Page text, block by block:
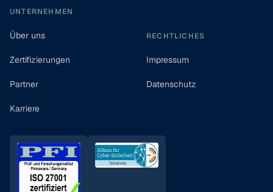
UNTERNEHMEN
Über uns
Zertifizierungen
Partner
Karriere
RECHTLICHES
Impressum
Datenschutz